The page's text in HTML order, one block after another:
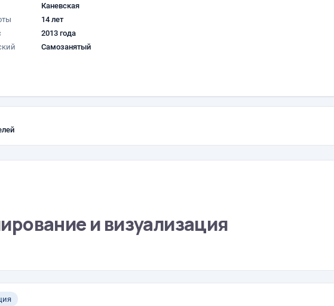
Каневская
14 лет
2013 года
Самозанятый
и визуализация